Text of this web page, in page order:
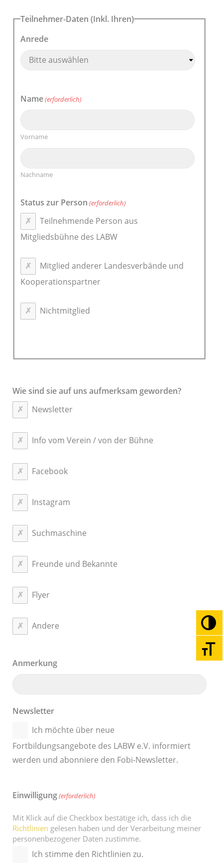
Teilnehmer-Daten (Inkl. Ihren)
Anrede
Name(erforderlich)
Vorname
Nachname
Status zur Person (erforderlich)
Teilnehmende Person aus
Mitgliedsbühne des LABW
Mitglied anderer Landesverbände und
Kooperationspartner
Nichtmitglied
Wie sind sie auf uns aufmerksam geworden?
Newsletter
Info vom Verein / von der Bühne
Facebook
Instagram
Suchmaschine
Freunde und Bekannte
Flyer
Andere
Anmerkung
Newsletter
Ich möchte über neue
Fortbildungsangebote des LABW e.V. informiert
werden und abonniere den Fobi-Newsletter.
Einwilligung(erforderlich)
Mit Klick auf die Checkbox bestätige ich, dass ich die
Richtlinien gelesen haben und der Verarbeitung meiner
personenbezogener Daten zustimme.
Ich stimme den Richtlinien zu.